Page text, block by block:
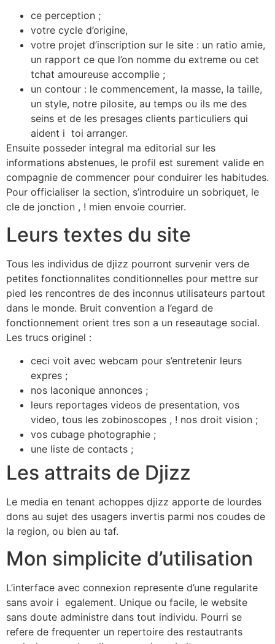
ce perception ;
votre cycle d’origine,
votre projet d’inscription sur le site : un ratio amie,
un rapport ce que l’on nomme du extreme ou cet
tchat amoureuse accomplie ;
un contour : le commencement, la masse, la taille,
un style, notre pilosite, au temps ou ils me des
seins et de les presages clients particuliers qui
aident i toi arranger.
Ensuite posseder integral ma editorial sur les
informations abstenues, le profil est surement valide en
compagnie de commencer pour conduirer les habitudes.
Pour officialiser la section, s’introduire un sobriquet, le
cle de jonction , ! mien envoie courrier.
Leurs textes du site
Tous les individus de djizz pourront survenir vers de
petites fonctionnalites conditionnelles pour mettre sur
pied les rencontres de des inconnus utilisateurs partout
dans le monde. Bruit convention a l’egard de
fonctionnement orient tres son a un reseautage social.
Les trucs originel :
ceci voit avec webcam pour s’entretenir leurs
expres ;
nos laconique annonces ;
leurs reportages videos de presentation, vos
video, tous les zobinoscopes , ! nos droit vision ;
vos cubage photographie ;
une liste de contacts ;
Les attraits de Djizz
Le media en tenant achoppes djizz apporte de lourdes
dons au sujet des usagers invertis parmi nos coudes de
la region, ou bien au taf.
Mon simplicite d’utilisation
L’interface avec connexion represente d’une regularite
sans avoir i egalement. Unique ou facile, le website
sans doute administre dans tout individu. Pourri se
refere de frequenter un repertoire des restautrants